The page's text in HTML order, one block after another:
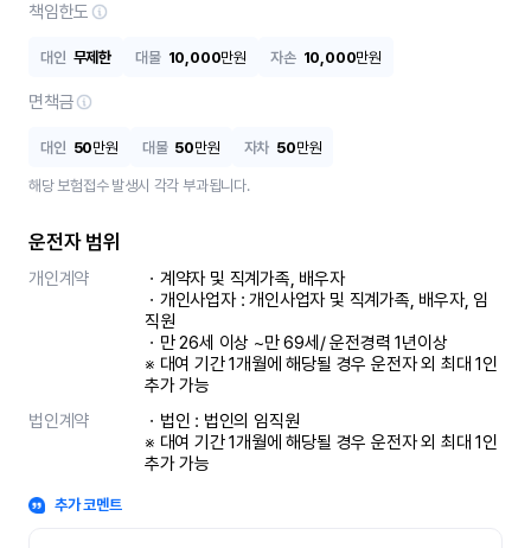
책임한도
대인 무제한 대물 10,000만원 자손 10,000만원
면책금
대인 50만원 대물 50만원 자차 50만원
해당 보험접수 발생시 각각 부과됩니다.
운전자 범위
개인계약
ㆍ계약자 및 직계가족, 배우자
ㆍ개인사업자 : 개인사업자 및 직계가족, 배우자, 임
직원
ㆍ만 26세 이상 ~만 69세/ 운전경력 1년이상
※ 대여 기간 1개월에 해당될 경우 운전자 외 최대 1인
추가 가능
법인계약
ㆍ법인 : 법인의 임직원
※ 대여 기간 1개월에 해당될 경우 운전자 외 최대 1인
추가 가능
추가 코멘트